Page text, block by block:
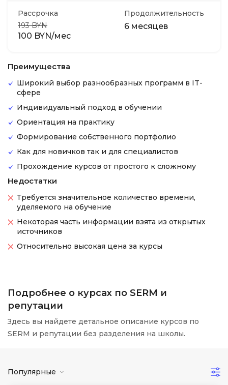
Рассрочка
193 BYN
100 BYN/мес
Продолжительность
6 месяцев
Преимущества
Широкий выбор разнообразных программ в IT-
сфере
Индивидуальный подход в обучении
Ориентация на практику
Формирование собственного портфолио
Как для новичков так и для специалистов
Прохождение курсов от простого к сложному
Недостатки
Требуется значительное количество времени,
уделяемого на обучение
Некоторая часть информации взята из открытых
источников
Относительно высокая цена за курсы
Подробнее о курсах по SERM и
репутации
Здесь вы найдете детальное описание курсов по
SERM и репутации без разделения на школы.
Популярные